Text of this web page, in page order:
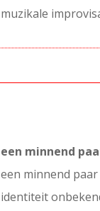
muzikale
een minnend
een minnend
identiteit